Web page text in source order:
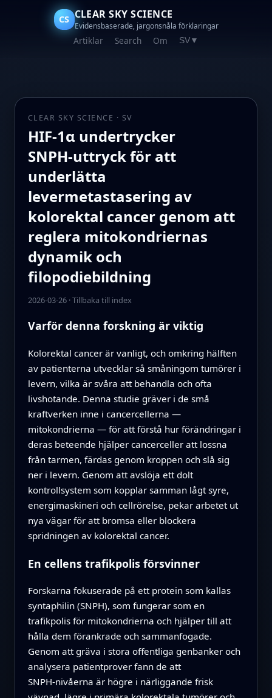
CS CLEAR SKY SCIENCE
Evidensbaserade, jargonsnåla förklaringar
Artiklar Search Om SV ▼
CLEAR SKY SCIENCE · SV
HIF-1α undertrycker
SNPH‑uttryck för att
underlätta
levermetastasering av
kolorektal cancer genom att
reglera mitokondriernas
dynamik och
filopodiebildning
2026-03-26·Tillbaka till index
Varför denna forskning är viktig
Kolorektal cancer är vanligt, och omkring hälften
av patienterna utvecklar så småningom tumörer i
levern, vilka är svåra att behandla och ofta
livshotande. Denna studie gräver i de små
kraftverken inne i cancercellerna —
mitokondrierna — för att förstå hur förändringar i
deras beteende hjälper cancerceller att lossna
från tarmen, färdas genom kroppen och slå sig
ner i levern. Genom att avslöja ett dolt
kontrollsystem som kopplar samman lågt syre,
energimaskineri och cellrörelse, pekar arbetet ut
nya vägar för att bromsa eller blockera
spridningen av kolorektal cancer.
En cellens trafikpolis försvinner
Forskarna fokuserade på ett protein som kallas
syntaphilin (SNPH), som fungerar som en
trafikpolis för mitokondrierna och hjälper till att
hålla dem förankrade och sammanfogade.
Genom att gräva i stora offentliga genbanker och
analysera patientprover fann de att
SNPH‑nivåerna är högre i närliggande frisk